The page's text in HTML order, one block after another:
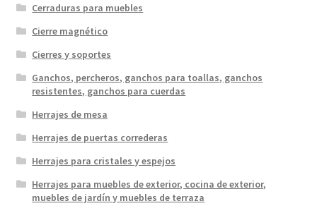
Cerraduras para muebles
Cierre magnético
Cierres y soportes
Ganchos, percheros, ganchos para toallas, ganchos
resistentes, ganchos para cuerdas
Herrajes de mesa
Herrajes de puertas correderas
Herrajes para cristales y espejos
Herrajes para muebles de exterior, cocina de exterior,
muebles de jardín y muebles de terraza